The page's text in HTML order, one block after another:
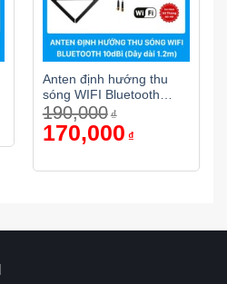
Anten định hướng thu
sóng WIFI Bluetooth
10dBi (Lỗ bên trong) –
Dây 1,2m
190,000 ₫
Giá
gốc
170,000 ₫hiện
170,000₫.